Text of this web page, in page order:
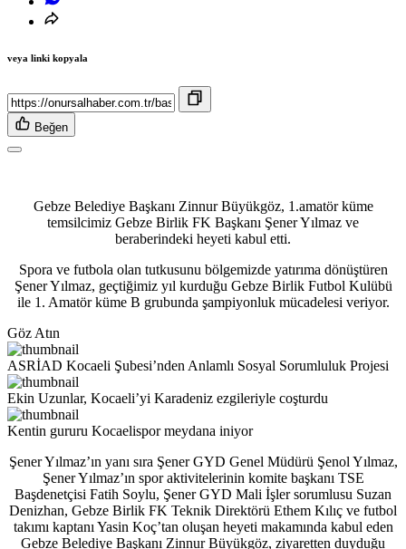
veya linki kopyala
Beğen
Gebze Belediye Başkanı Zinnur Büyükgöz, 1.amatör küme
temsilcimiz Gebze Birlik FK Başkanı Şener Yılmaz ve
beraberindeki heyeti kabul etti.
Spora ve futbola olan tutkusunu bölgemizde yatırıma dönüştüren
Şener Yılmaz, geçtiğimiz yıl kurduğu Gebze Birlik Futbol Kulübü
ile 1. Amatör küme B grubunda şampiyonluk mücadelesi veriyor.
Göz Atın
ASRİAD Kocaeli Şubesi’nden Anlamlı Sosyal Sorumluluk Projesi
Ekin Uzunlar, Kocaeli’yi Karadeniz ezgileriyle coşturdu
Kentin gururu Kocaelispor meydana iniyor
Şener Yılmaz’ın yanı sıra Şener GYD Genel Müdürü Şenol Yılmaz,
Şener Yılmaz’ın spor aktivitelerinin komite başkanı TSE
Başdenetçisi Fatih Soylu, Şener GYD Mali İşler sorumlusu Suzan
Denizhan, Gebze Birlik FK Teknik Direktörü Ethem Kılıç ve futbol
takımı kaptanı Yasin Koç’tan oluşan heyeti makamında kabul eden
Gebze Belediye Başkanı Zinnur Büyükgöz, ziyaretten duyduğu